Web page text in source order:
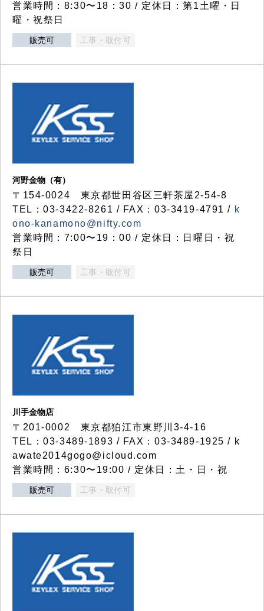
営業時間：8:30〜18：30 / 定休日：第1土曜・日
曜・祝祭日
販売可 工事・取付可
河野金物（有）
〒154-0024 東京都世田谷区三軒茶屋2-54-8
TEL：03-3422-8261 / FAX：03-3419-4791 / k
ono-kanamono@nifty.com
営業時間：7:00〜19：00 / 定休日：日曜日・祝
祭日
販売可 工事・取付可
川手金物店
〒201-0002 東京都狛江市東野川3-4-16
TEL：03-3489-1893 / FAX：03-3489-1925 / k
awate2014gogo@icloud.com
営業時間：6:30〜19:00 / 定休日：土・日・祝
販売可 工事・取付可